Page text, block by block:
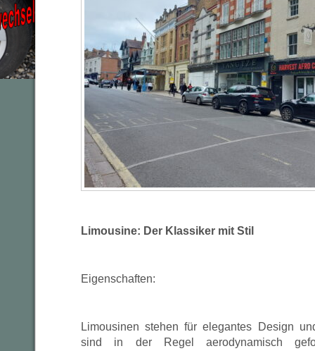
Limousine: Der Klassiker mit Stil
Eigenschaften:
Limousinen stehen für elegantes Design
sind in der Regel aerodynamisch